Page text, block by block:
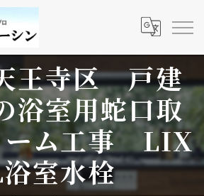
王寺区 戸建
浴室用蛇口取
ーム工事 LIX
室水栓